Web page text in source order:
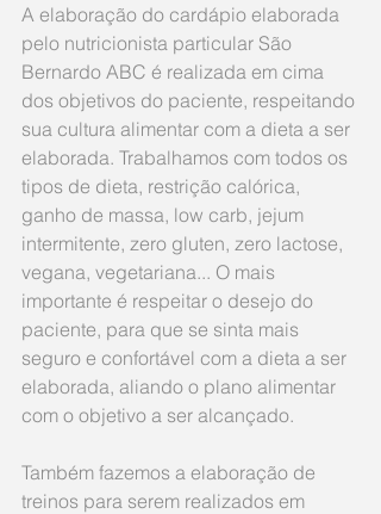
A elaboração do cardápio elaborada
pelo nutricionista particular São
Bernardo ABC é realizada em cima
dos objetivos do paciente, respeitando
sua cultura alimentar com a dieta a ser
elaborada. Trabalhamos com todos os
tipos de dieta, restrição calórica,
ganho de massa, low carb, jejum
intermitente, zero gluten, zero lactose,
vegana, vegetariana... O mais
importante é respeitar o desejo do
paciente, para que se sinta mais
seguro e confortável com a dieta a ser
elaborada, aliando o plano alimentar
com o objetivo a ser alcançado.
Também fazemos a elaboração de
treinos para serem realizados em